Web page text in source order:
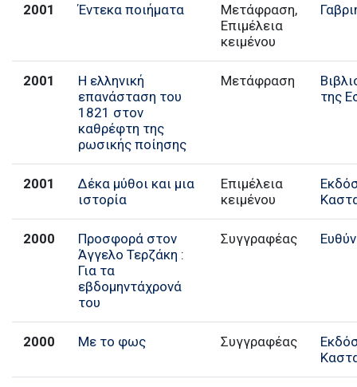
2001 Έντεκα ποιήματα
Μετάφραση,
Επιμέλεια
κειμένου
2001
Η ελληνική
επανάσταση του
1821 στον
καθρέφτη της
ρωσικής ποίησης
Μετάφραση
της
2001
Δέκα μύθοι και μια
ιστορία
Επιμέλεια
κειμένου
2000
Προσφορά στον
Άγγελο Τερζάκη :
Για τα
εβδομηντάχρονά
του
Συγγραφέας
2000 Με το φως Συγγραφέας